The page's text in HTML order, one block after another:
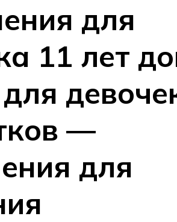
для
11 лет
—
для